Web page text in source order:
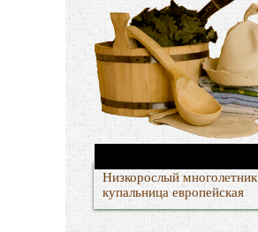
Низкорослый многолетник
купальница европейская